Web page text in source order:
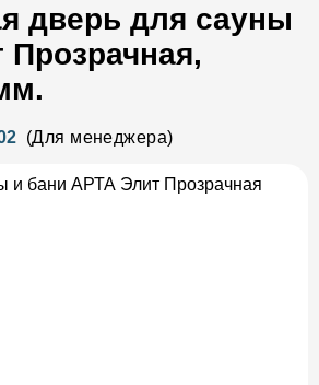
дверь для сауны
(Для менеджера)